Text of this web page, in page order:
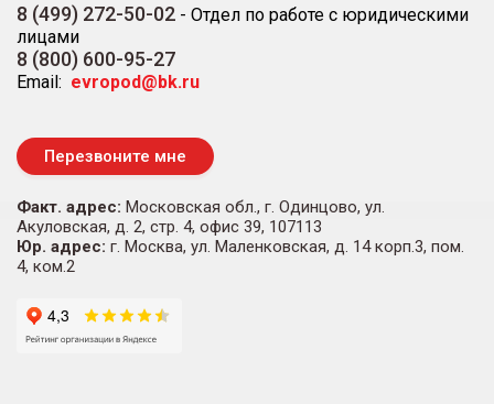
8 (499) 272-50-02 - Отдел по работе с юридическими
лицами
8 (800) 600-95-27
Email: evropod@bk.ru
Перезвоните мне
Факт. адрес: Московская обл., г. Одинцово, ул.
Акуловская, д. 2, стр. 4, офис 39, 107113
Юр. адрес: г. Москва, ул. Маленковская, д. 14 корп.3, пом.
4, ком.2